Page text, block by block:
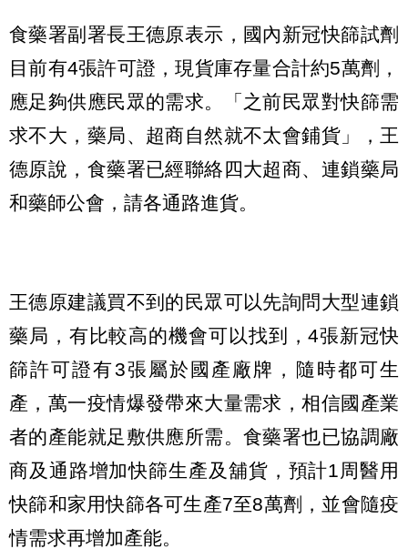
食藥署副署長王德原表示，國內新冠快篩試劑
目前有4張許可證，現貨庫存量合計約5萬劑，
應足夠供應民眾的需求。「之前民眾對快篩需
求不大，藥局、超商自然就不太會鋪貨」，王
德原說，食藥署已經聯絡四大超商、連鎖藥局
和藥師公會，請各通路進貨。
王德原建議買不到的民眾可以先詢問大型連鎖
藥局，有比較高的機會可以找到，4張新冠快
篩許可證有3張屬於國產廠牌，隨時都可生
產，萬一疫情爆發帶來大量需求，相信國產業
者的產能就足敷供應所需。食藥署也已協調廠
商及通路增加快篩生產及舖貨，預計1周醫用
快篩和家用快篩各可生產7至8萬劑，並會隨疫
情需求再增加產能。